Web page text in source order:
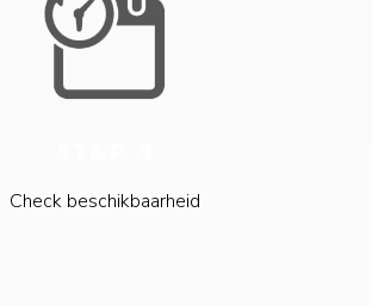
Check beschikbaarheid